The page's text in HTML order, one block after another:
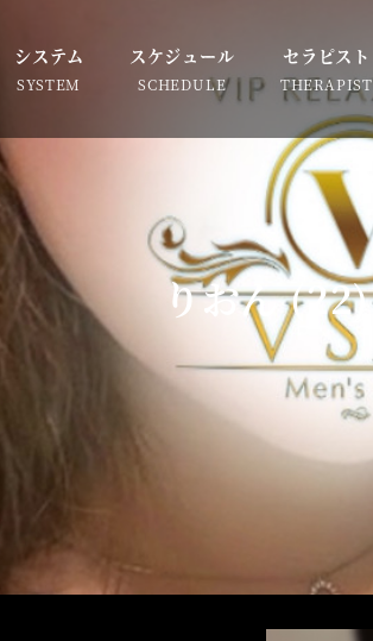
システム
SYSTEM
スケジュール
SCHEDULE
セラピスト
THERAPIST
りおん (22)